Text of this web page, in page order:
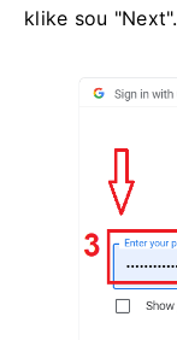
klike sou "Next".